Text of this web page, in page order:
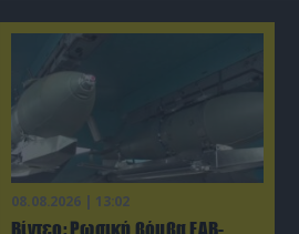
08.08.2026 | 13:02
Βίντεο: Ρωσική βόμβα FAB-